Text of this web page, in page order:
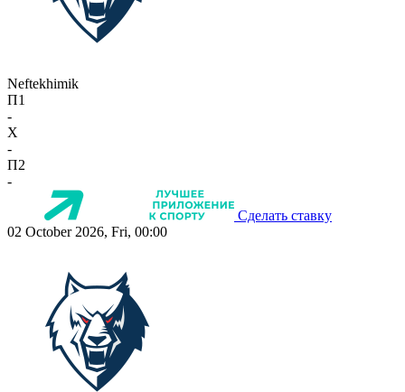
Neftekhimik
П1
-
X
-
П2
-
Сделать ставку
02 October 2026, Fri, 00:00